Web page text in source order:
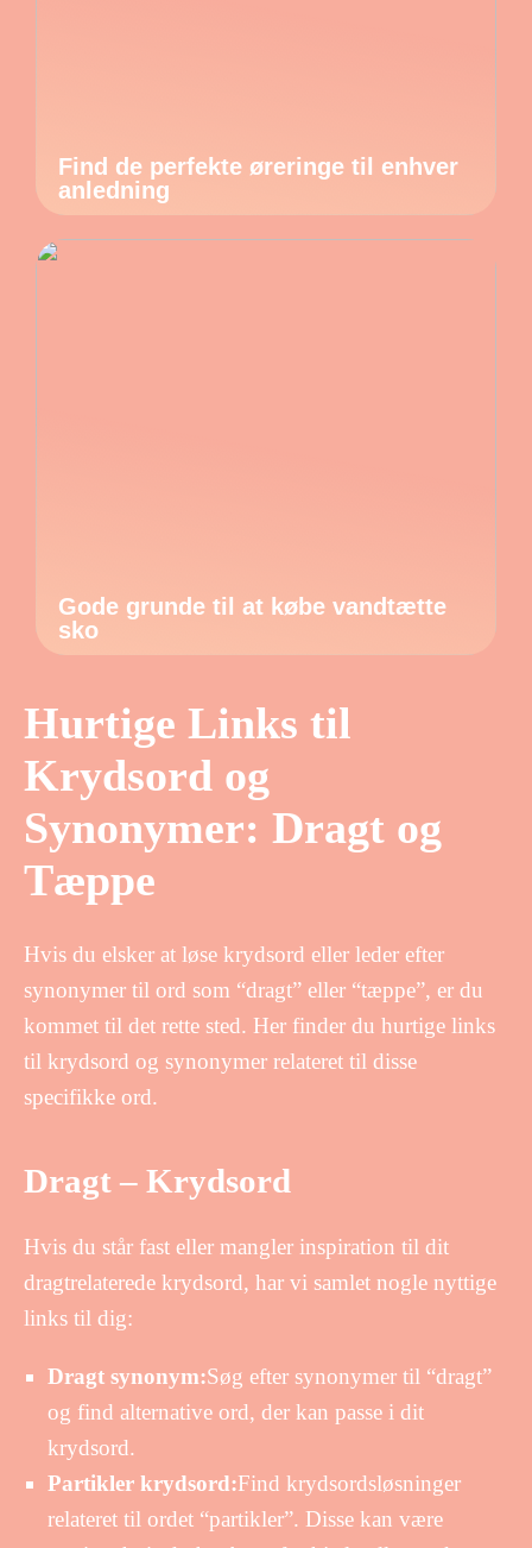
Find de perfekte øreringe til enhver
anledning
Gode grunde til at købe vandtætte
sko
Hurtige Links til
Krydsord og
Synonymer: Dragt og
Tæppe
Hvis du elsker at løse krydsord eller leder efter
synonymer til ord som “dragt” eller “tæppe”, er du
kommet til det rette sted. Her finder du hurtige links
til krydsord og synonymer relateret til disse
specifikke ord.
Dragt – Krydsord
Hvis du står fast eller mangler inspiration til dit
dragtrelaterede krydsord, har vi samlet nogle nyttige
links til dig:
Dragt synonym:Søg efter synonymer til “dragt”
og find alternative ord, der kan passe i dit
krydsord.
Partikler krydsord:Find krydsordsløsninger
relateret til ordet “partikler”. Disse kan være